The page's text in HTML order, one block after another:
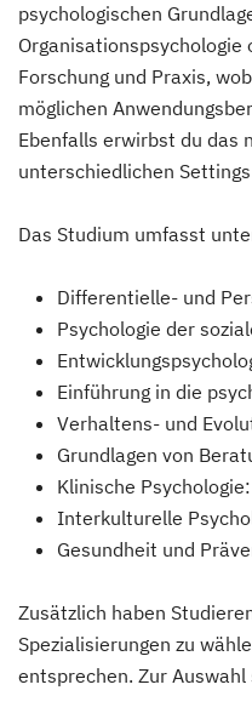
psychologischen
Organisationspsychologie
Forschung und Praxis,
möglichen
Ebenfalls erwirbst du das
unterschiedlichen
Das Studium umfasst
Differentielle- und
Psychologie der
Einführung in die
Verhaltens- und
Grundlagen von
Klinische
Interkulturelle
Gesundheit und
Zusätzlich haben
Spezialisierungen zu
entsprechen. Zur